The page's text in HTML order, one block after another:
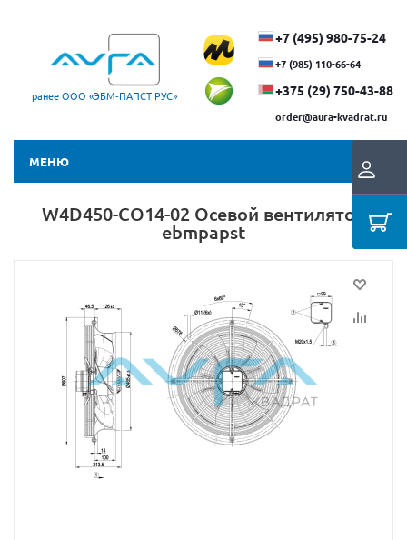
ранее ООО «ЭБМ‑ПАПСТ РУС»
+7 (495) 980-75-24
+7 (985) 110-66-64
+375 (29) ​750-43-88
order@aura-kvadrat.ru
МЕНЮ
W4D450-CO14-02 Осевой вентилятор
ebmpapst